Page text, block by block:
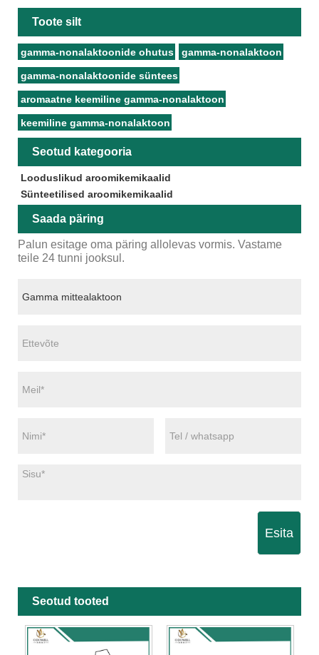
Toote silt
gamma-nonalaktoonide ohutus gamma-nonalaktoon
gamma-nonalaktoonide süntees
aromaatne keemiline gamma-nonalaktoon
keemiline gamma-nonalaktoon
Seotud kategooria
Looduslikud aroomikemikaalid
Sünteetilised aroomikemikaalid
Saada päring
Palun esitage oma päring allolevas vormis. Vastame
teile 24 tunni jooksul.
Esita
Seotud tooted